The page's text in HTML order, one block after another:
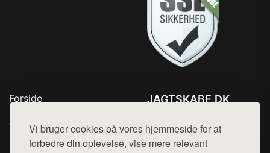
Vi bruger cookies på vores hjemmeside for at
forbedre din oplevelse, vise mere relevant
Forside
Top Rabatter
Blog
JAGTSKABE.DK
Mail: hej@want.dk